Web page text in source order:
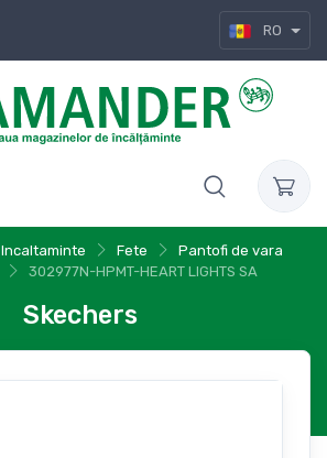
RO
Incaltaminte Fete
Pantofi de vara
302977N-HPMT-HEART LIGHTS SA
Skechers